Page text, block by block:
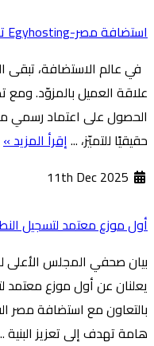
استضافة مصر-Egyhosting تصبح Cpanel Authorized Partner رسميًا
في عالم الاستضافة، تبقى
علاقة العميل بالمزوّد. ومع
حقيقيًا للتميّز، ...إقرأ المزيد »
أول موزع معتمد لتسجيل
بيان صحفي المجلس الأعلى
هامة تهدف إلى تعزيز البنية